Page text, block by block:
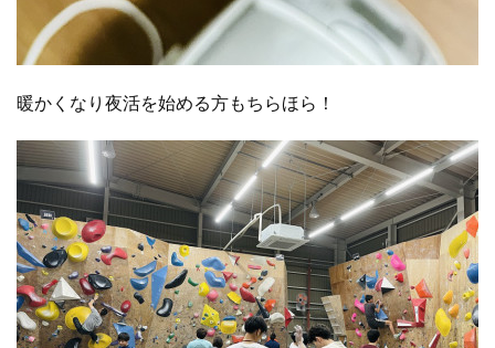
暖かくなり夜活を始める方もちらほら！